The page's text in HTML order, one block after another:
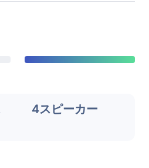
4スピーカー